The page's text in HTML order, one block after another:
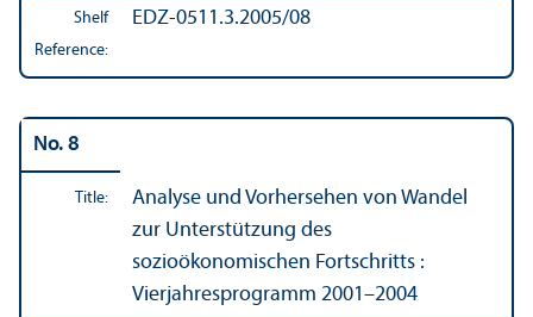
Shelf
Reference:
EDZ-0511.3.2005/08
No. 8
Title:
Analyse und Vorhersehen von Wandel
zur Unterstützung des
sozioökonomischen Fortschritts :
Vierjahresprogramm 2001–2004